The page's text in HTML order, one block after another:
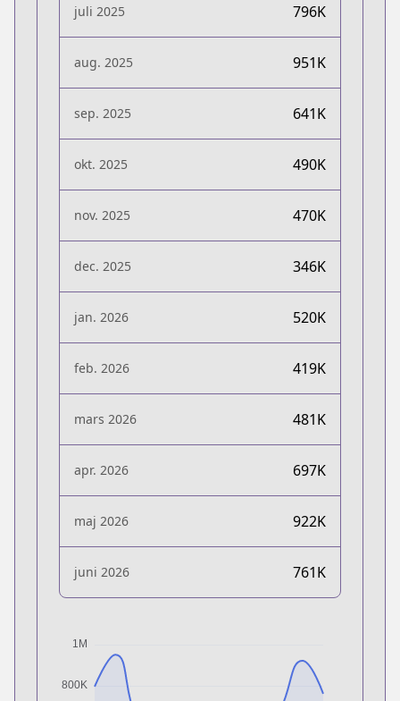
juli 2025 796K
aug. 2025 951K
sep. 2025 641K
okt. 2025 490K
nov. 2025 470K
dec. 2025 346K
jan. 2026 520K
feb. 2026 419K
mars 2026 481K
apr. 2026 697K
maj 2026 922K
juni 2026 761K